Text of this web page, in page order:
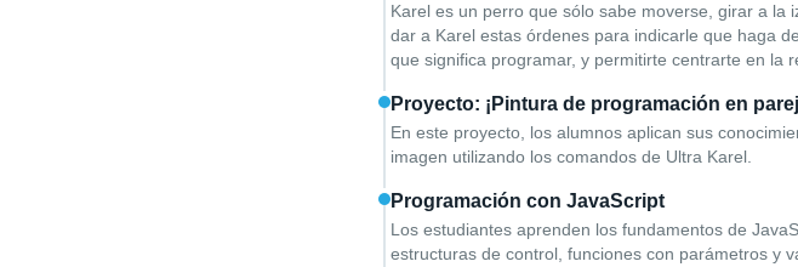
Karel es un perro que sólo sabe moverse, girar a
dar a Karel estas órdenes para indicarle que haga
que significa programar, y permitirte centrarte en la
Proyecto: ¡Pintura de programación en
En este proyecto, los alumnos aplican sus
imagen utilizando los comandos de Ultra Karel.
Programación con JavaScript
Los estudiantes aprenden los fundamentos de
estructuras de control, funciones con parámetros y